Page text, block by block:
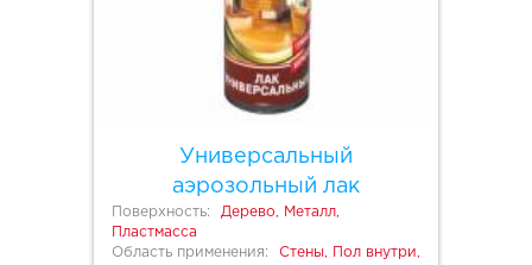
Универсальный
аэрозольный лак
Поверхность:
Дерево, Металл,
Пластмасса
Область применения:
Стены, Пол внутри,